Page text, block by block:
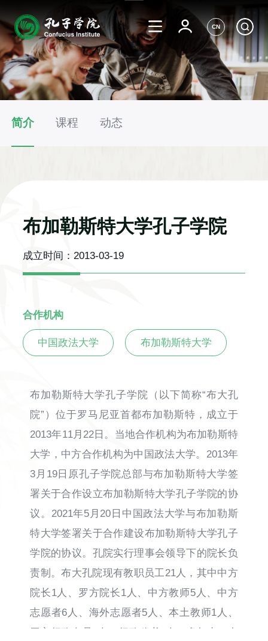
CN
简介 课程 动态
布加勒斯特大学孔子学院
成立时间： 2013-03-19
合作机构
中国政法大学 布加勒斯特大学
布加勒斯特大学孔子学院（以下简称“布大孔
院”）位于罗马尼亚首都布加勒斯特，成立于
2013年11月22日。当地合作机构为布加勒斯特
大学，中方合作机构为中国政法大学。2013年
3月19日原孔子学院总部与布加勒斯特大学签
署关于合作设立布加勒斯特大学孔子学院的协
议。2021年5月20日中国政法大学与布加勒斯
特大学签署关于合作建设布加勒斯特大学孔子
学院的协议。孔院实行理事会领导下的院长负
责制。布大孔院现有教职员工21人，其中中方
院长1人、罗方院长1人、中方教师5人、中方
志愿者6人、海外志愿者5人、本土教师1人、
罗方行政人员1人、行政秘书1人。多年来，布